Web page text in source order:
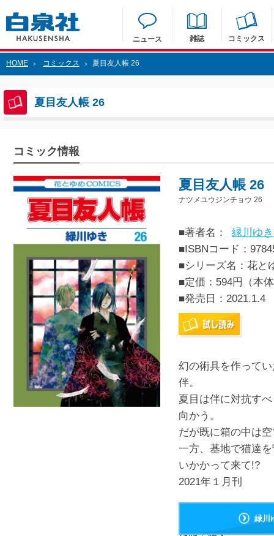
ニュース 雑誌 コミックス
HOME > コミックス > 夏目友人帳 26
夏目友人帳 26
コミック情報
夏目友人帳 26
ナツメユウジンチョウ 26
■著者名：
緑川ゆき
■ISBNコード：
■シリーズ名：花と
■定価：594円（本
■発売日： 2021.1.4
幻の術具を作って
伴。
夏目は伴に対抗す
向かう。
だが既に箱の中は
一方、基地で猫達
いかかって来て!?
2021年１月刊
緑川